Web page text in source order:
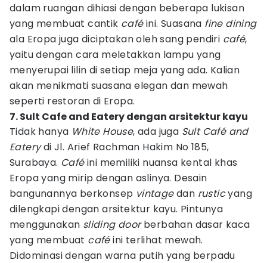
dalam ruangan dihiasi dengan beberapa lukisan
yang membuat cantik caféini. Suasana fine dining
ala Eropa juga diciptakan oleh sang pendiri café,
yaitu dengan cara meletakkan lampu yang
menyerupai lilin di setiap meja yang ada. Kalian
akan menikmati suasana elegan dan mewah
seperti restoran di Eropa.
7. Sult Cafe and Eatery dengan arsitektur kayu
Tidak hanya White House, ada juga Sult Café and
Eaterydi Jl. Arief Rachman Hakim No 185,
Surabaya. Caféini memiliki nuansa kental khas
Eropa yang mirip dengan aslinya. Desain
bangunannya berkonsep vintagedan rusticyang
dilengkapi dengan arsitektur kayu. Pintunya
menggunakan sliding doorberbahan dasar kaca
yang membuat caféini terlihat mewah.
Didominasi dengan warna putih yang berpadu